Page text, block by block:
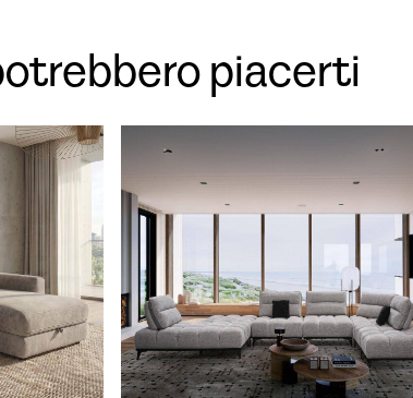
piacerti